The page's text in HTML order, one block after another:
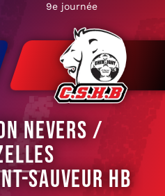
9e journée
Nevers /
Sauveur HB